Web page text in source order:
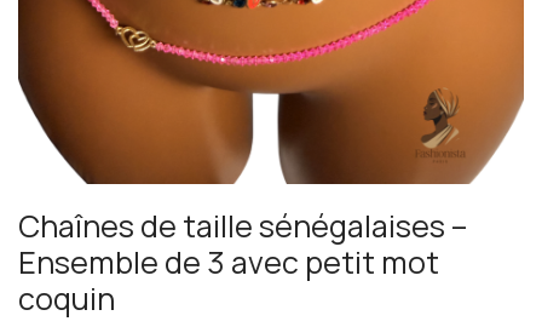
Chaînes de taille sénégalaises –
Ensemble de 3 avec petit mot
coquin